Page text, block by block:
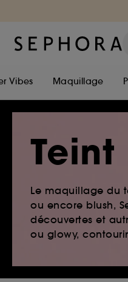
Vibes Maquillage
Teint
Le maquillage du
ou encore blush,
découvertes et
ou glowy,